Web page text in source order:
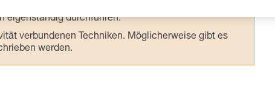
Profi, ob Sie in der Lage sind, den Vorgang
eigenständig durchführen.
verbundenen Techniken. Möglicherweise gibt es
werden.